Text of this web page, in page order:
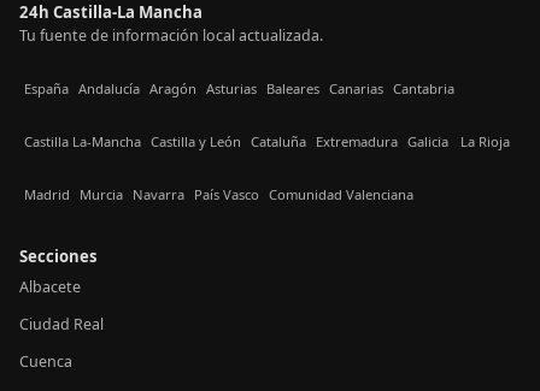
24h Castilla-La Mancha
Tu fuente de información local actualizada.
España Andalucía Aragón Asturias Baleares Canarias Cantabria
Castilla La-Mancha Castilla y León Cataluña Extremadura Galicia La Rioja
Madrid Murcia Navarra País Vasco Comunidad Valenciana
Secciones
Albacete
Ciudad Real
Cuenca